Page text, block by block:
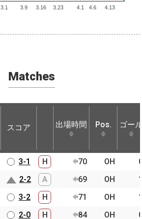
3.1 4.1
3.9 3.16 3.23 4.6 4.13
Matches
スコア 出場時間 Pos. ゴー
スコア 出場時間 Pos. ゴー
3-1 H 70 OH
2-2 A 69 OH
3-2 H 71 OH
2-0 H 84 OH